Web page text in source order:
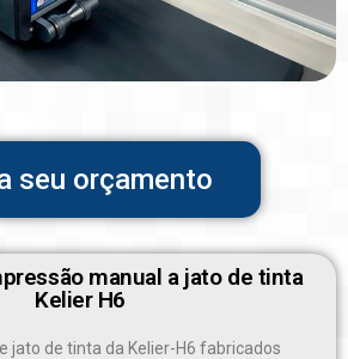
seu orçamento
manual a jato de tinta
Kelier H6
jato de tinta da Kelier-H6 fabricados